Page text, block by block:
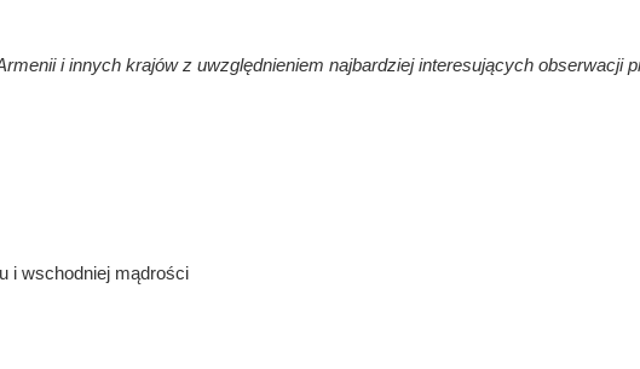
i innych krajów z uwzględnieniem najbardziej interesujących obserwacji
i wschodniej mądrości